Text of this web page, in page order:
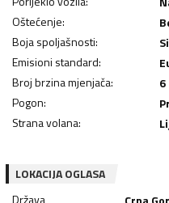
Oštećenje:
Boja spoljašnosti:
Emisioni standard:
Broj brzina mjenjača:
6
Pogon:
Strana volana:
LOKACIJA OGLASA
Država